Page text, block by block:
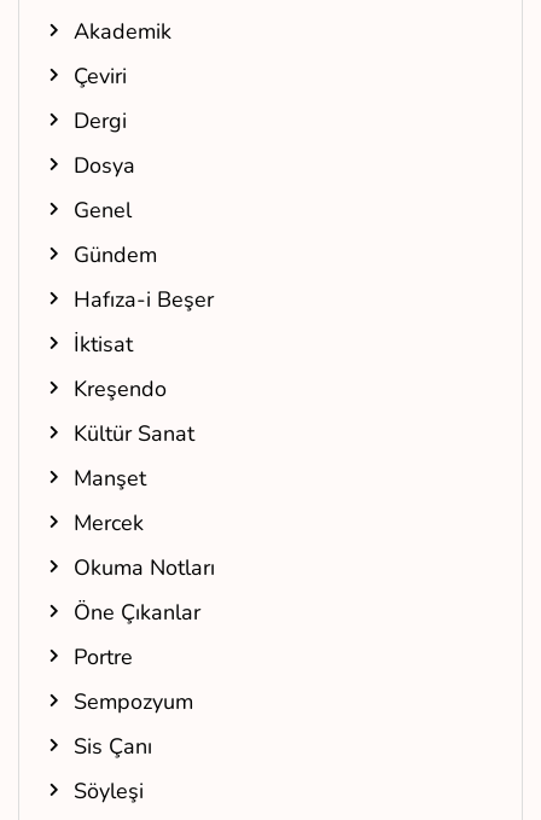
Akademik
Çeviri
Dergi
Dosya
Genel
Gündem
Hafıza-i Beşer
İktisat
Kreşendo
Kültür Sanat
Manşet
Mercek
Okuma Notları
Öne Çıkanlar
Portre
Sempozyum
Sis Çanı
Söyleşi